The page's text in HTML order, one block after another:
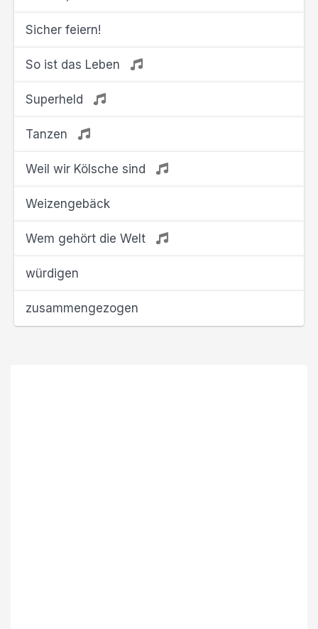
Sicher feiern!
So ist das Leben
Superheld
Tanzen
Weil wir Kölsche sind
Weizengebäck
Wem gehört die Welt
würdigen
zusammengezogen